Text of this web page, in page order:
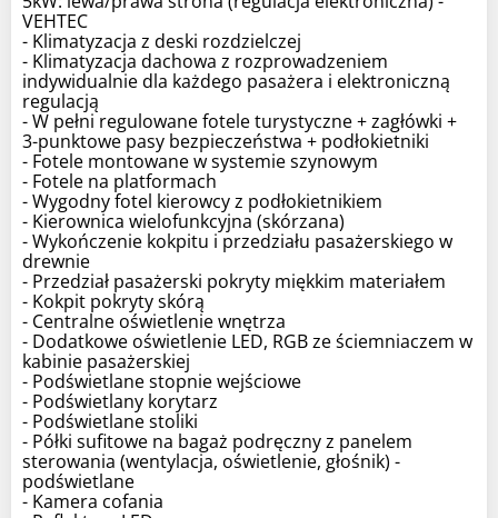
VEHTEC
- Klimatyzacja z deski rozdzielczej
- Klimatyzacja dachowa z rozprowadzeniem
indywidualnie dla każdego pasażera i elektroniczną
regulacją
- W pełni regulowane fotele turystyczne + zagłówki +
3-punktowe pasy bezpieczeństwa + podłokietniki
- Fotele montowane w systemie szynowym
- Fotele na platformach
- Wygodny fotel kierowcy z podłokietnikiem
- Kierownica wielofunkcyjna (skórzana)
- Wykończenie kokpitu i przedziału pasażerskiego w
drewnie
- Przedział pasażerski pokryty miękkim materiałem
- Kokpit pokryty skórą
- Centralne oświetlenie wnętrza
- Dodatkowe oświetlenie LED, RGB ze ściemniaczem w
kabinie pasażerskiej
- Podświetlane stopnie wejściowe
- Podświetlany korytarz
- Podświetlane stoliki
- Półki sufitowe na bagaż podręczny z panelem
sterowania (wentylacja, oświetlenie, głośnik) -
podświetlane
- Kamera cofania